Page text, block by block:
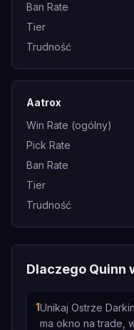
Ban Rate
Tier
Trudność
Aatrox
Win Rate (ogólny)
Pick Rate
Ban Rate
Tier
Trudność
Dlaczego Quinn
1Unikaj Ostrze
ma okno na trade,